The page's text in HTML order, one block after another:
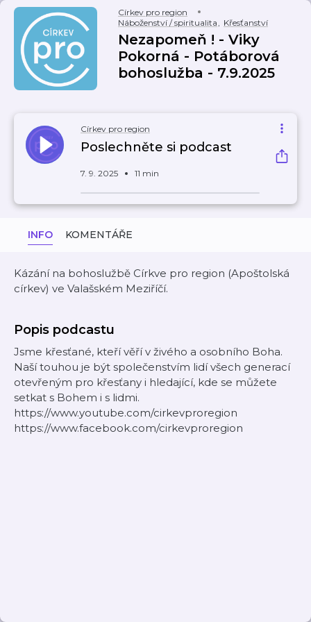
Církev pro region
Náboženství / spiritualita, Křesťanství
Nezapomeň ! - Viky
Pokorná - Potáborová
bohoslužba - 7.9.2025
Církev pro region
Poslechněte si podcast
7. 9. 2025 11 min
INFO KOMENTÁŘE
Kázání na bohoslužbě Církve pro region (Apoštolská
církev) ve Valašském Meziříčí.
Popis podcastu
Jsme křesťané, kteří věří v živého a osobního Boha.
Naší touhou je být společenstvím lidí všech generací
otevřeným pro křesťany i hledající, kde se můžete
setkat s Bohem i s lidmi.
https://www.youtube.com/cirkevproregion
https://www.facebook.com/cirkevproregion